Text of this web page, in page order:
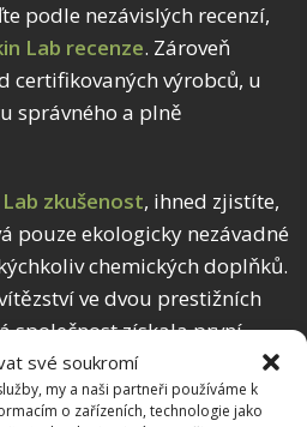
své soukromí
my a naši partneři používáme k
o zařízeních, technologie jako
podle nezávislých recenzí,
Lab recenze. Zároveň
certifikovaných výrobců, u
správného a plně
zkušenost, ihned zjistíte,
pouze ekologicky nezávadné
chemických doplňků.
ve dvou prestižních
společnost získala první
Po rozkliknutí stránek
během chvíle